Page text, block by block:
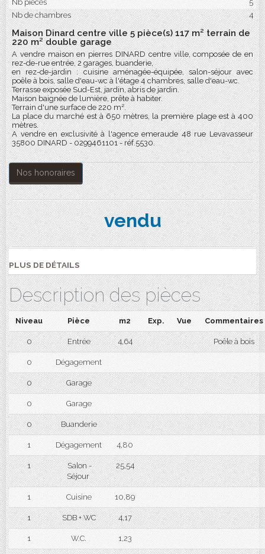
Nb pièces
5
Nb de chambres
4
Maison Dinard centre ville 5 pièce(s) 117 m² terrain de
220 m² double garage
A vendre maison en pierres DINARD centre ville, composée de en
rez-de-rue entrée, 2 garages, buanderie,
en rez-de-jardin : cuisine aménagée-équipée, salon-séjour avec
poêle à bois, salle d'eau-wc à l'étage 4 chambres, salle d'eau-wc.
Terrasse exposée Sud-Est, jardin, abris de jardin.
Maison baignée de lumière, prête à habiter.
Terrain d'une surface de 220 m².
La place du marché est à 650 mètres, la première plage est à 400
mètres.
A vendre en exclusivité à l'agence emeraude 48 rue Levavasseur
35800 DINARD - 0299461101 - réf.5530.
Nos honoraires
vendu
PLUS DE DÉTAILS
Description des pièces
Niveau Pièce m2 Exp. Vue Commentaires
0 Entrée 4,64 Poêle à bois
0 Dégagement
0 Garage
0 Garage
0 Buanderie
1 Dégagement 4,80
1
Salon -
Séjour
25,54
1 Cuisine 10,89
1 SDB + WC 4,17
1 W.C. 1,23